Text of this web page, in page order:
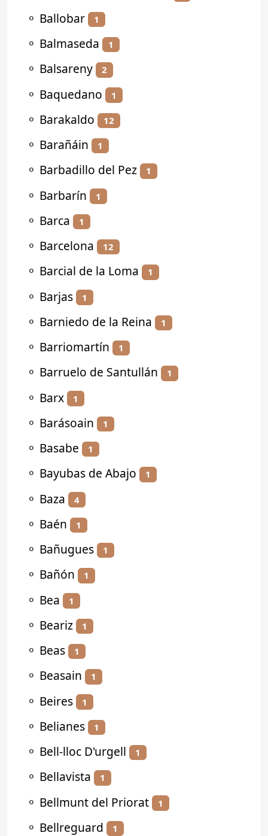
⚬ Ballobar 1
⚬ Balmaseda 1
⚬ Balsareny 2
⚬ Baquedano 1
⚬ Barakaldo 12
⚬ Barañáin 1
⚬ Barbadillo del Pez 1
⚬ Barbarín 1
⚬ Barca 1
⚬ Barcelona 12
⚬ Barcial de la Loma 1
⚬ Barjas 1
⚬ Barniedo de la Reina 1
⚬ Barriomartín 1
⚬ Barruelo de Santullán 1
⚬ Barx 1
⚬ Barásoain 1
⚬ Basabe 1
⚬ Bayubas de Abajo 1
⚬ Baza 4
⚬ Baén 1
⚬ Bañugues 1
⚬ Bañón 1
⚬ Bea 1
⚬ Beariz 1
⚬ Beas 1
⚬ Beasain 1
⚬ Beires 1
⚬ Belianes 1
⚬ Bell-lloc D'urgell 1
⚬ Bellavista 1
⚬ Bellmunt del Priorat 1
⚬ Bellreguard 1